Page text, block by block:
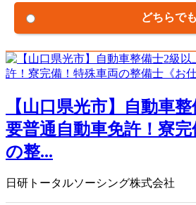
どちらで
【山口県光市】自動車整
要普通自動車免許！寮
の整...
日研トータルソーシング株式会社